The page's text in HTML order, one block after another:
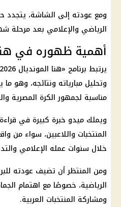
ومع عودته إلى الشاشة،
الرياضي والإعلامي بعد مرحلة
أهمية ظهوره في هنا
يرتبط برنامج «هنا المونديال 2026
وتحليل مبارياته ونتائجه، وهو
مناسبة لجمهور الكرة المصرية
ويملك ميدو خبرة كبيرة في قراءة
المنتخبات واللاعبين، سواء من
خلال سنوات عمله الإعلامي
ومن المنتظر أن تضيف عودته
الرياضية، خصوصًا مع اهتمام
ومشاركة المنتخبات العربية.